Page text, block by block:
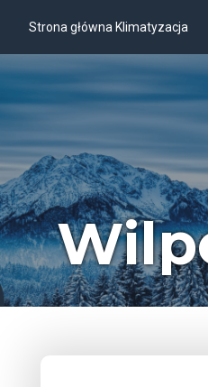
Strona główna Klimatyzacja